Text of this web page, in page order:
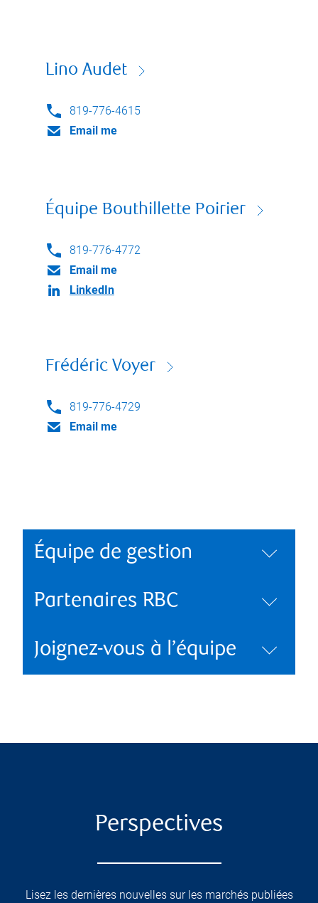
Lino Audet
819-776-4615
Email me
Équipe Bouthillette Poirier
819-776-4772
Email me
LinkedIn
Frédéric Voyer
819-776-4729
Email me
Équipe de gestion
Partenaires RBC
Joignez-vous à l’équipe
Perspectives
Lisez les dernières nouvelles sur les marchés publiées